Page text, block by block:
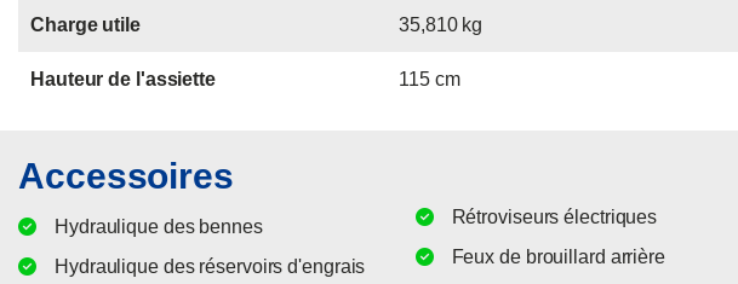
Charge utile 35,810 kg
Hauteur de l'assiette 115 cm
Accessoires
Hydraulique des bennes
Hydraulique des réservoirs d'engrais
Rétroviseurs électriques
Feux de brouillard arrière